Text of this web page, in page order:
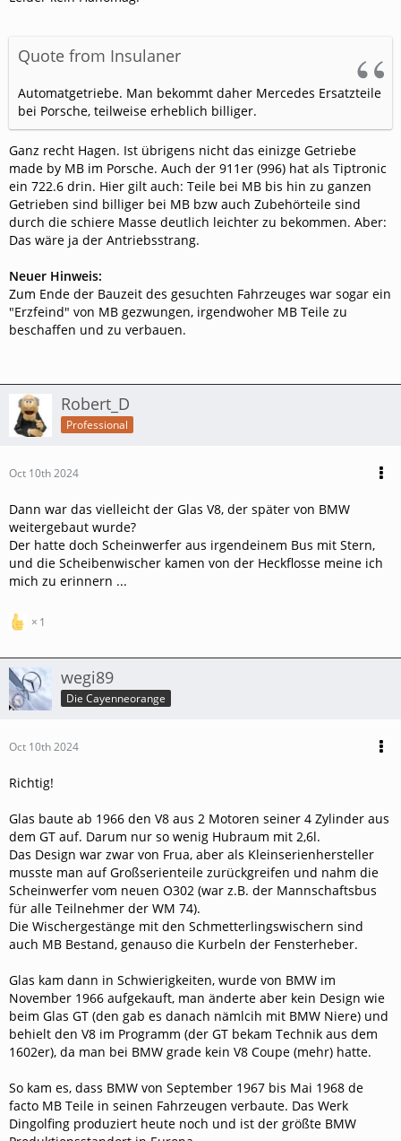
Quote from Insulaner
Automatgetriebe. Man bekommt daher Mercedes Ersatzteile
bei Porsche, teilweise erheblich billiger.
Ganz recht Hagen. Ist übrigens nicht das einizge Getriebe
made by MB im Porsche. Auch der 911er (996) hat als Tiptronic
ein 722.6 drin. Hier gilt auch: Teile bei MB bis hin zu ganzen
Getrieben sind billiger bei MB bzw auch Zubehörteile sind
durch die schiere Masse deutlich leichter zu bekommen. Aber:
Das wäre ja der Antriebsstrang.
Neuer Hinweis:
Zum Ende der Bauzeit des gesuchten Fahrzeuges war sogar ein
"Erzfeind" von MB gezwungen, irgendwoher MB Teile zu
beschaffen und zu verbauen.
Robert_D
Professional
Oct 10th 2024
Dann war das vielleicht der Glas V8, der später von BMW
weitergebaut wurde?
Der hatte doch Scheinwerfer aus irgendeinem Bus mit Stern,
und die Scheibenwischer kamen von der Heckflosse meine ich
mich zu erinnern ...
1
wegi89
Die Cayenneorange
Oct 10th 2024
Richtig!
Glas baute ab 1966 den V8 aus 2 Motoren seiner 4 Zylinder aus
dem GT auf. Darum nur so wenig Hubraum mit 2,6l.
Das Design war zwar von Frua, aber als Kleinserienhersteller
musste man auf Großserienteile zurückgreifen und nahm die
Scheinwerfer vom neuen O302 (war z.B. der Mannschaftsbus
für alle Teilnehmer der WM 74).
Die Wischergestänge mit den Schmetterlingswischern sind
auch MB Bestand, genauso die Kurbeln der Fensterheber.
Glas kam dann in Schwierigkeiten, wurde von BMW im
November 1966 aufgekauft, man änderte aber kein Design wie
beim Glas GT (den gab es danach nämlcih mit BMW Niere) und
behielt den V8 im Programm (der GT bekam Technik aus dem
1602er), da man bei BMW grade kein V8 Coupe (mehr) hatte.
So kam es, dass BMW von September 1967 bis Mai 1968 de
facto MB Teile in seinen Fahrzeugen verbaute. Das Werk
Dingolfing produziert heute noch und ist der größte BMW